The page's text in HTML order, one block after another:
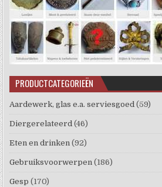
PRODUCTCATEGORIEËN
Aardewerk, glas e.a. serviesgoed (59)
Diergerelateerd (46)
Eten en drinken (92)
Gebruiksvoorwerpen (186)
Gesp (170)